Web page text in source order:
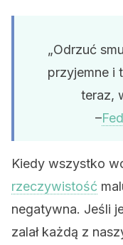
„Odrzuć
przyjemne i
teraz,
–
Kiedy wszystko
rzeczywistość
negatywna. Jeśli
zalał każdą z